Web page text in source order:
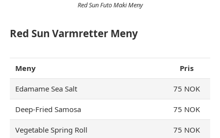
Red Sun Futo Maki Meny
Red Sun Varmretter Meny
Meny Pris
Edamame Sea Salt 75 NOK
Deep-Fried Samosa 75 NOK
Vegetable Spring Roll 75 NOK